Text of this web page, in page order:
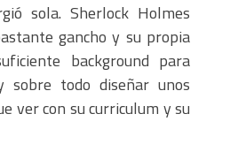
sola. Sherlock Holmes
gancho y su propia
background para
sobre todo diseñar unos
ver con su curriculum y su